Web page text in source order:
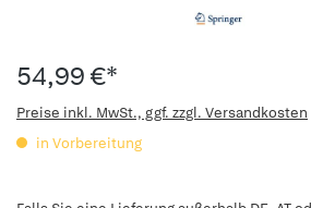
54,99 €*
Preise inkl. MwSt., ggf. zzgl. Versandkosten
in Vorbereitung